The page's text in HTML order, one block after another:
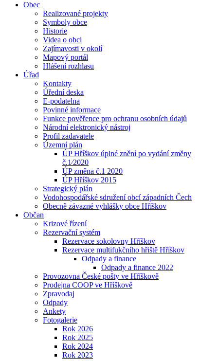
Obec
Realizované projekty
Symboly obce
Historie
Videa o obci
Zajímavosti v okolí
Mapový portál
Hlášení rozhlasu
Úřad
Kontakty
Úřední deska
E-podatelna
Povinné informace
Funkce pověřence pro ochranu osobních údajů
Národní elektronický nástroj
Profil zadavatele
Územní plán
ÚP Hříškov úplné znění po vydání změny
č.1⁄2020
ÚP změna č.1 2020
ÚP Hříškov 2015
Strategický plán
Vodohospodářské sdružení obcí západních Čech
Obecně závazné vyhlášky obce Hříškov
Občan
Krizové řízení
Rezervační systém
Rezervace sokolovny Hříškov
Rezervace multifukčního hřiště Hříškov
Odpady a finance
Odpady a finance 2022
Provozovna České pošty ve Hříškově
Prodejna COOP ve Hříškově
Zpravodaj
Odpady
Ankety
Fotogalerie
Rok 2026
Rok 2025
Rok 2024
Rok 2023